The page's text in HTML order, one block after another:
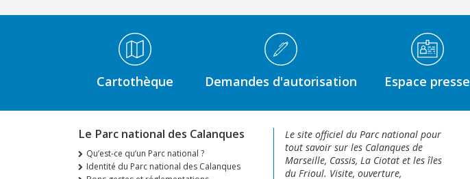
Médiathèque Footer
Cartothèque Demandes d'autorisation Espace presse
Le Parc national des Calanques
Qu’est-ce qu’un Parc national ?
Identité du Parc national des Calanques
Le site officiel du Parc national pour
tout savoir sur les Calanques de
Marseille, Cassis, La Ciotat et les îles
du Frioul. Visite, ouverture,